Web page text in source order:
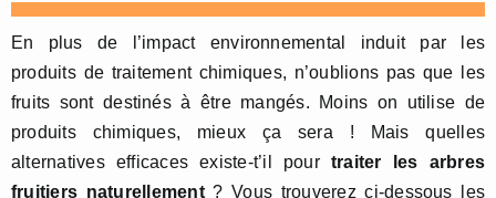
En plus de l’impact environnemental induit par les
produits de traitement chimiques, n’oublions pas que les
fruits sont destinés à être mangés. Moins on utilise de
produits chimiques, mieux ça sera ! Mais quelles
alternatives efficaces existe-t’il pour traiter les arbres
fruitiers naturellement? Vous trouverez ci-dessous les